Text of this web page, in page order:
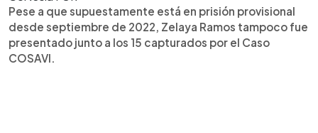
Pese a que supuestamente está en prisión provisional
desde septiembre de 2022, Zelaya Ramos tampoco fue
presentado junto a los 15 capturados por el Caso
COSAVI.